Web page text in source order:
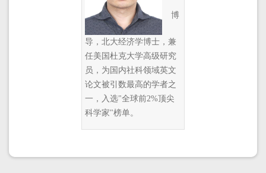
博
导，北大经济学博士，兼
任美国杜克大学高级研究
员，为国内社科领域英文
论文被引数最高的学者之
一，入选"全球前2%顶尖
科学家"榜单。